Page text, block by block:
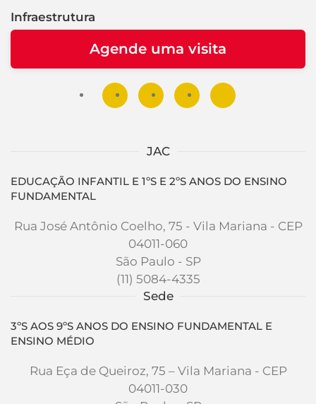
Infraestrutura
Agende uma visita
JAC
EDUCAÇÃO INFANTIL E 1ºS E 2ºS ANOS DO ENSINO
FUNDAMENTAL
Rua José Antônio Coelho, 75 - Vila Mariana - CEP
04011-060
São Paulo - SP
(11) 5084-4335
Sede
3ºS AOS 9ºS ANOS DO ENSINO FUNDAMENTAL E
ENSINO MÉDIO
Rua Eça de Queiroz, 75 – Vila Mariana - CEP
04011-030